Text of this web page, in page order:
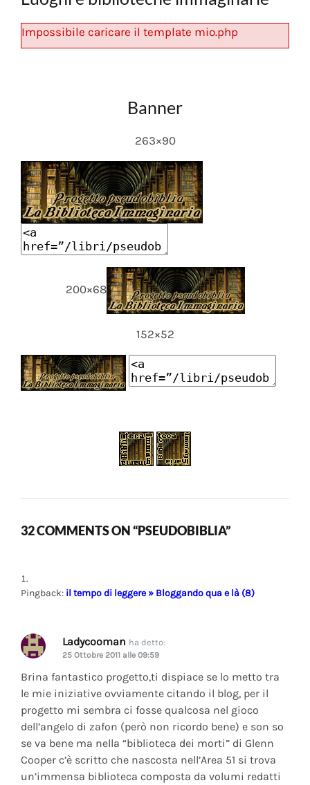
Impossibile caricare il template mio.php
Banner
263×90
200×68
152×52
32 COMMENTS ON “PSEUDOBIBLIA”
Pingback: il tempo di leggere » Bloggando qua e là (8)
Ladycooman ha detto:
25 Ottobre 2011 alle 09:59
Brina fantastico progetto,ti dispiace se lo metto tra
le mie iniziative ovviamente citando il blog, per il
progetto mi sembra ci fosse qualcosa nel gioco
dell’angelo di zafon (però non ricordo bene) e son so
se va bene ma nella “biblioteca dei morti” di Glenn
Cooper c’è scritto che nascosta nell’Area 51 si trova
un’immensa biblioteca composta da volumi redatti